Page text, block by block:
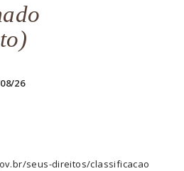
26
seus-direitos/classificacao